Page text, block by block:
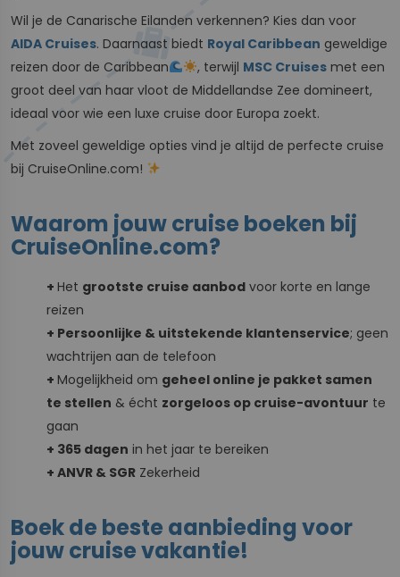
Wil je de Canarische Eilanden verkennen? Kies dan voor
AIDA Cruises. Daarnaast biedt Royal Caribbean geweldige
reizen door de Caribbean
, terwijl MSC Cruises met een
groot deel van haar vloot de Middellandse Zee domineert,
ideaal voor wie een luxe cruise door Europa zoekt.
Met zoveel geweldige opties vind je altijd de perfecte cruise
bij CruiseOnline.com!
Waarom jouw cruise boeken bij
CruiseOnline.com?
+ Het grootste cruise aanbod voor korte en lange
reizen
+ Persoonlijke & uitstekende klantenservice; geen
wachtrijen aan de telefoon
+ Mogelijkheid om geheel online je pakket samen
te stellen & écht zorgeloos op cruise-avontuur te
gaan
+ 365 dagen in het jaar te bereiken
+ ANVR & SGR Zekerheid
Boek de beste aanbieding voor
jouw cruise vakantie!